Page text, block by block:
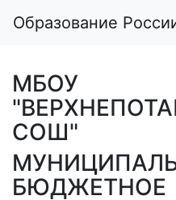
Образование
МБОУ
СОШ"
БЮДЖЕТНОЕ